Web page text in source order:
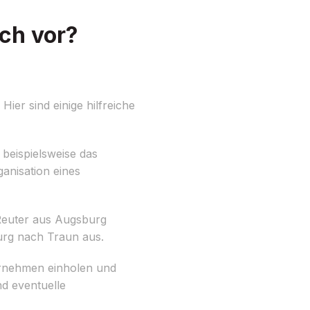
vor?
sind einige hilfreiche
das
eines
aus Augsburg
nach Traun aus.
einholen und
eventuelle